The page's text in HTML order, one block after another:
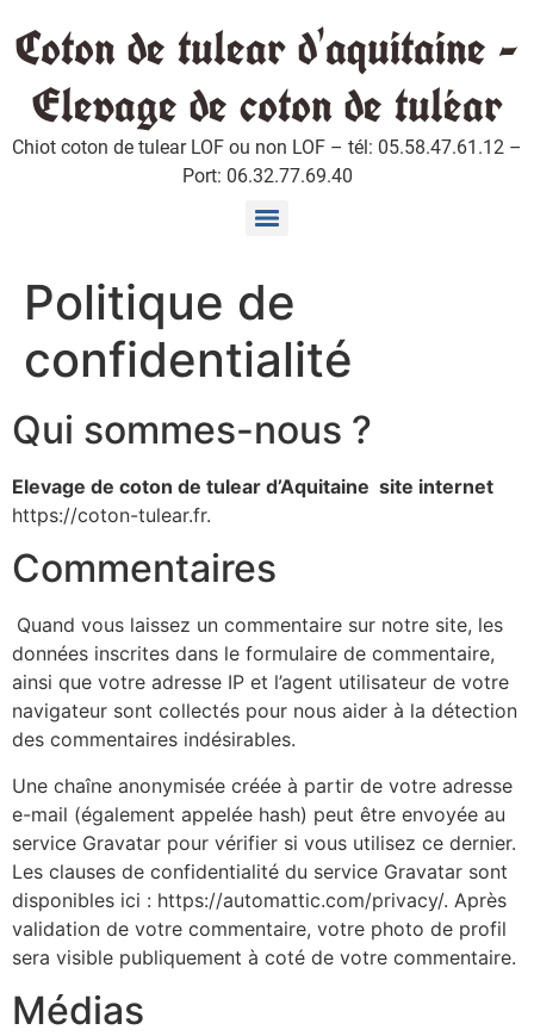
Coton de tulear d'aquitaine -
Elevage de coton de tuléar
Chiot coton de tulear LOF ou non LOF – tél: 05.58.47.61.12 –
Port: 06.32.77.69.40
Politique de
confidentialité
Qui sommes-nous ?
Elevage de coton de tulear d’Aquitaine site internet
https://coton-tulear.fr.
Commentaires
Quand vous laissez un commentaire sur notre site, les
données inscrites dans le formulaire de commentaire,
ainsi que votre adresse IP et l’agent utilisateur de votre
navigateur sont collectés pour nous aider à la détection
des commentaires indésirables.
Une chaîne anonymisée créée à partir de votre adresse
e-mail (également appelée hash) peut être envoyée au
service Gravatar pour vérifier si vous utilisez ce dernier.
Les clauses de confidentialité du service Gravatar sont
disponibles ici : https://automattic.com/privacy/. Après
validation de votre commentaire, votre photo de profil
sera visible publiquement à coté de votre commentaire.
Médias